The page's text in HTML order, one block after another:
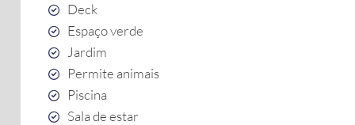
Deck
Espaço verde
Jardim
Permite animais
Piscina
Sala de estar